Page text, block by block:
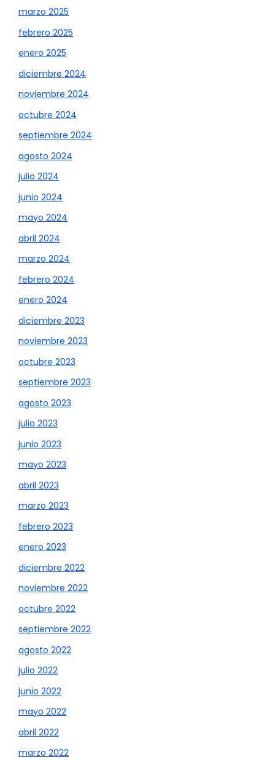
marzo 2025
febrero 2025
enero 2025
diciembre 2024
noviembre 2024
octubre 2024
septiembre 2024
agosto 2024
julio 2024
junio 2024
mayo 2024
abril 2024
marzo 2024
febrero 2024
enero 2024
diciembre 2023
noviembre 2023
octubre 2023
septiembre 2023
agosto 2023
julio 2023
junio 2023
mayo 2023
abril 2023
marzo 2023
febrero 2023
enero 2023
diciembre 2022
noviembre 2022
octubre 2022
septiembre 2022
agosto 2022
julio 2022
junio 2022
mayo 2022
abril 2022
marzo 2022